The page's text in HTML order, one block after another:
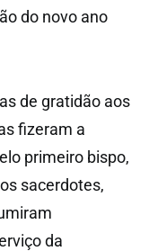
do novo ano
de gratidão aos
fizeram a
primeiro bispo,
sacerdotes,
da